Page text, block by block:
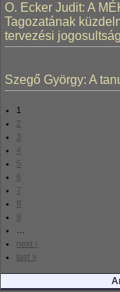
O. Ecker Judit: A
Tagozatának
tervezési
Szegő György: A
1
2
3
4
5
6
7
8
9
next ›
last »